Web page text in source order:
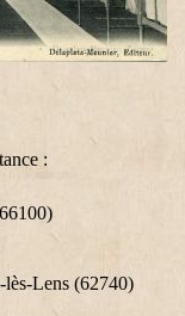
:
Lens (62740)